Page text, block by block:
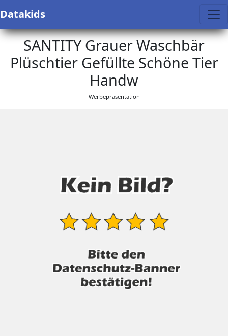
Datakids
SANTITY Grauer Waschbär
Plüschtier Gefüllte Schöne Tier
Handw
Werbepräsentation